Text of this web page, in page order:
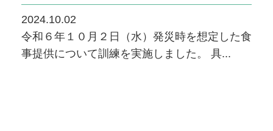
2024.10.02
令和６年１０月２日（水）発災時を想定した食
事提供について訓練を実施しました。 具...